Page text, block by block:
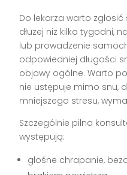
Do lekarza warto
dłużej niż kilka tygodni,
lub prowadzenie
odpowiedniej długości
objawy ogólne. Warto
nie ustępuje mimo snu,
mniejszego stresu,
Szczególnie pilna
występują:
głośne chrapanie,